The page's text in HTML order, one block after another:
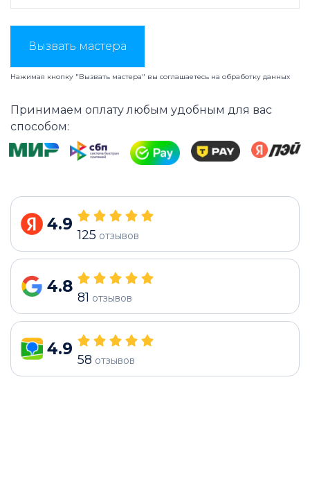
Вызвать мастера
Нажимая кнопку "Вызвать мастера" вы соглашаетесь на обработку данных
Принимаем оплату любым удобным для вас
способом:
4.9
125 отзывов
4.8
81 отзывов
4.9
58 отзывов